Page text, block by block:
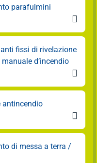
parafulmini

fissi di rivelazione
d’incendio

antincendio

di messa a terra /